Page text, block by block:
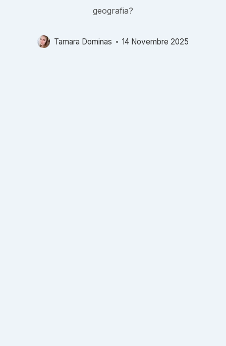
geografia?
Tamara Dominas 14 Novembre 2025